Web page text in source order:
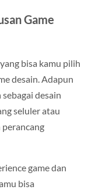
Game
bisa kamu pilih
desain. Adapun
desain
seluler atau
perancang
game dan
bisa